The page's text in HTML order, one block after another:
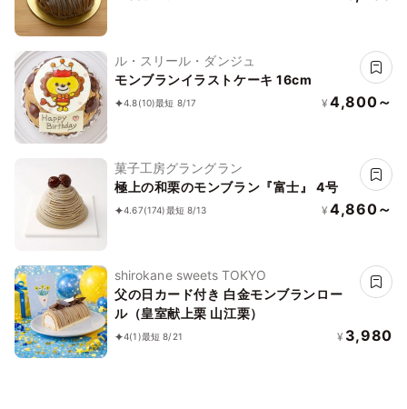
ル・スリール・ダンジュ
モンブランイラストケーキ 16cm
4.8(10)最短 8/17 ¥ 4,800～
菓子工房グラングラン
極上の和栗のモンブラン『富士』 4号
4.67(174)最短 8/13 ¥ 4,860～
shirokane sweets TOKYO
父の日カード付き 白金モンブランロー
ル（皇室献上栗 山江栗）
4(1)最短 8/21 ¥ 3,980